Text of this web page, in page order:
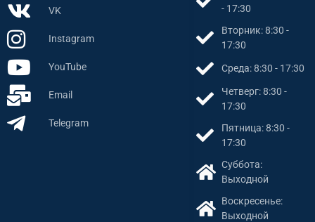
- 17:30
Вторник: 8:30 -
17:30
Среда: 8:30 - 17:30
Четверг: 8:30 -
17:30
Пятница: 8:30 -
17:30
Суббота:
Выходной
Воскресенье:
Выходной
VK
Instagram
YouTube
Email
Telegram